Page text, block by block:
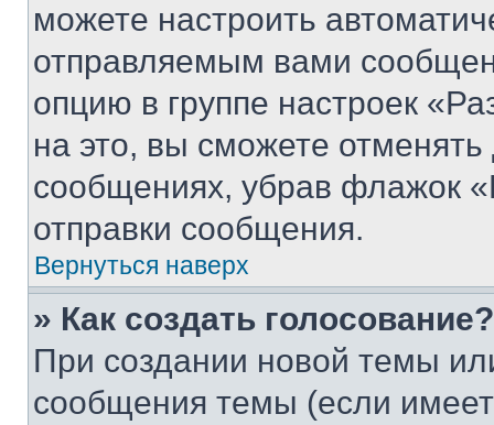
можете настроить
отправляемым вами
опцию в группе настроек
на это, вы сможете
сообщениях, убрав флажок
отправки сообщения.
Вернуться наверх
» Как создать голосование?
При создании новой темы
сообщения темы (если